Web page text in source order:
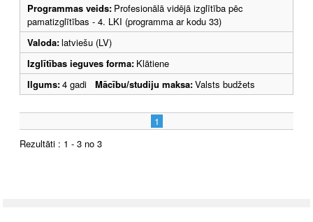
Programmas veids: Profesionālā vidējā izglītība pēc
pamatizglītības - 4. LKI (programma ar kodu 33)
Valoda:latviešu (LV)
Izglītības ieguves forma: Klātiene
Ilgums:4 gadi Mācību/studiju maksa:Valsts budžets
1
Rezultāti : 1 - 3 no 3